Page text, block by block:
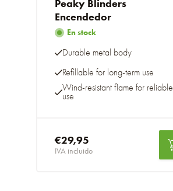
Peaky Blinders
Encendedor
En stock
Durable metal body
Refillable for long-term use
Wind-resistant flame for reliable
use
€29,95
IVA incluido